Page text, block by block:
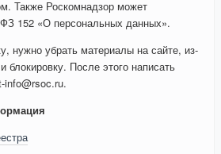
Также Роскомнадзор может
ФЗ 152 «О персональных данных».
нужно убрать материалы на сайте, из-
блокировку. После этого написать
info@rsoc.ru.